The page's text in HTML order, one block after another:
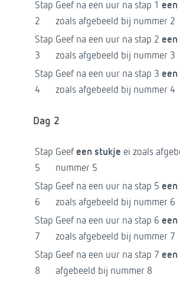
Stap
2
Geef na een uur na stap 1
zoals afgebeeld bij nummer 2
Stap
3
Geef na een uur na stap 2
zoals afgebeeld bij nummer 3
Stap
4
Geef na een uur na stap 3
zoals afgebeeld bij nummer 4
Dag 2
Stap
5
Geef een stukje ei zoals
nummer 5
Stap
6
Geef na een uur na stap 5
zoals afgebeeld bij nummer 6
Stap
7
Geef na een uur na stap 6
zoals afgebeeld bij nummer 7
Stap
8
Geef na een uur na stap 7
afgebeeld bij nummer 8